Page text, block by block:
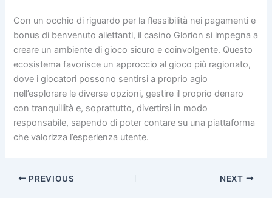
Con un occhio di riguardo per la flessibilità nei pagamenti e
bonus di benvenuto allettanti, il casino Glorion si impegna a
creare un ambiente di gioco sicuro e coinvolgente. Questo
ecosistema favorisce un approccio al gioco più ragionato,
dove i giocatori possono sentirsi a proprio agio
nell’esplorare le diverse opzioni, gestire il proprio denaro
con tranquillità e, soprattutto, divertirsi in modo
responsabile, sapendo di poter contare su una piattaforma
che valorizza l’esperienza utente.
PREVIOUS NEXT